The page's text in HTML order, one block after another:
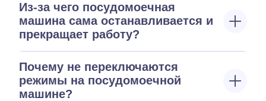
Из-за чего посудомоечная
машина сама останавливается и
прекращает работу?
Почему не переключаются
режимы на посудомоечной
машине?